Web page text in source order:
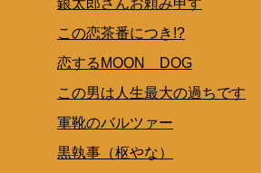
この恋茶番につき!?
恋するMOON DOG
この男は人生最大の過ちです
軍靴のバルツァー
黒執事（枢やな）